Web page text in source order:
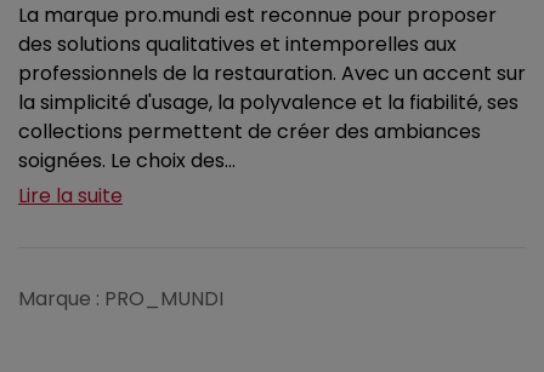
La marque pro.mundi est reconnue pour proposer
des solutions qualitatives et intemporelles aux
professionnels de la restauration. Avec un accent sur
la simplicité d'usage, la polyvalence et la fiabilité, ses
collections permettent de créer des ambiances
soignées. Le choix des...
Lire la suite
Marque : PRO_MUNDI